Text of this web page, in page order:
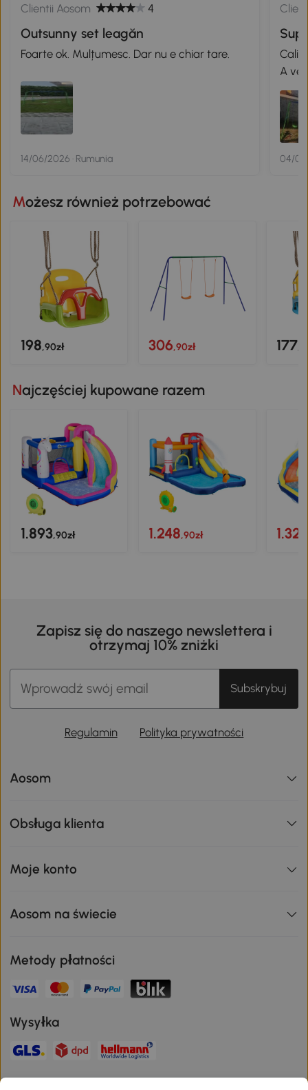
Clientii Aosom 4
Outsunny set leagăn
Foarte ok. Mulțumesc. Dar nu e chiar tare.
14/06/2026 · Rumunia
A
04/
Możesz również potrzebować
198,90zł 306,90zł 177
Najczęściej kupowane razem
1.893,90zł 1.248,90zł
Zapisz się do naszego newslettera i
otrzymaj 10% zniżki
Subskrybuj
Regulamin Polityka prywatności
Aosom
Obsługa klienta
Moje konto
Aosom na świecie
Metody płatności
Wysyłka